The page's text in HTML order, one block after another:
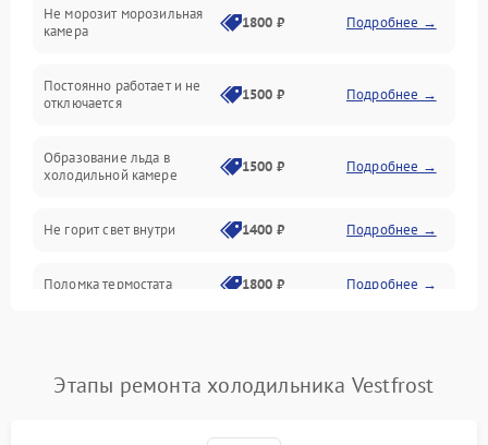
Дренаж
Не морозит морозильная
камера
1800 ₽ Подробнее →
Постоянно работает и не
отключается
1500 ₽ Подробнее →
Образование льда в
холодильной камере
1500 ₽ Подробнее →
Не горит свет внутри 1400 ₽ Подробнее →
Поломка термостата 1800 ₽ Подробнее →
Поломка системы No Frost 2600 ₽ Подробнее →
Этапы ремонта холодильника Vestfrost